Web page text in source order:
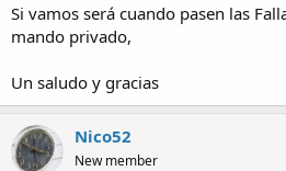
Si vamos será cuando pasen las
mando privado,
Un saludo y gracias
Nico52
New member